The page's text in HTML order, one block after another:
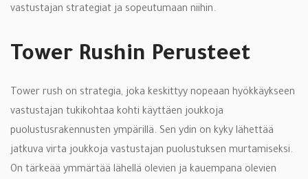
vastustajan strategiat ja sopeutumaan niihin.
Tower Rushin Perusteet
Tower rush on strategia, joka keskittyy nopeaan hyökkäykseen
vastustajan tukikohtaa kohti käyttäen joukkoja
puolustusrakennusten ympärillä. Sen ydin on kyky lähettää
jatkuva virta joukkoja vastustajan puolustuksen murtamiseksi.
On tärkeää ymmärtää lähellä olevien ja kauempana olevien